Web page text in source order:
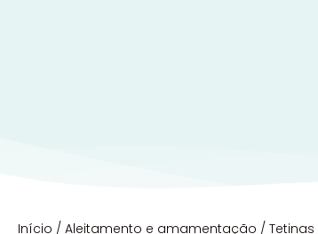
Início / Aleitamento e amamentação / Tetinas